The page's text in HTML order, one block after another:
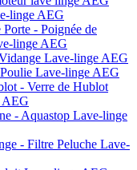
linge AEG
Porte - Poignée de
linge AEG
Lave-linge AEG
Lave-linge AEG
- Verre de Hublot
AEG
- Aquastop Lave-linge
- Filtre Peluche Lave-